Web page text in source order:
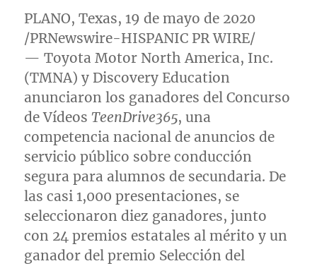
PLANO, Texas, 19 de mayo de 2020
/PRNewswire-HISPANIC PR WIRE/
— Toyota Motor North America, Inc.
(TMNA) y Discovery Education
anunciaron los ganadores del Concurso
de Vídeos TeenDrive365, una
competencia nacional de anuncios de
servicio público sobre conducción
segura para alumnos de secundaria. De
las casi 1,000 presentaciones, se
seleccionaron diez ganadores, junto
con 24 premios estatales al mérito y un
ganador del premio Selección del